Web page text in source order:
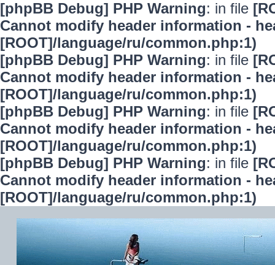
[phpBB Debug] PHP Warning: in file
Cannot modify header information -
[ROOT]/language/ru/common.php:1)
[phpBB Debug] PHP Warning: in file
Cannot modify header information -
[ROOT]/language/ru/common.php:1)
[phpBB Debug] PHP Warning: in file
Cannot modify header information -
[ROOT]/language/ru/common.php:1)
[phpBB Debug] PHP Warning: in file
Cannot modify header information -
[ROOT]/language/ru/common.php:1)